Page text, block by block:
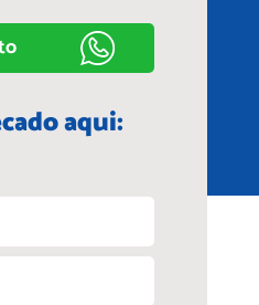
aqui: